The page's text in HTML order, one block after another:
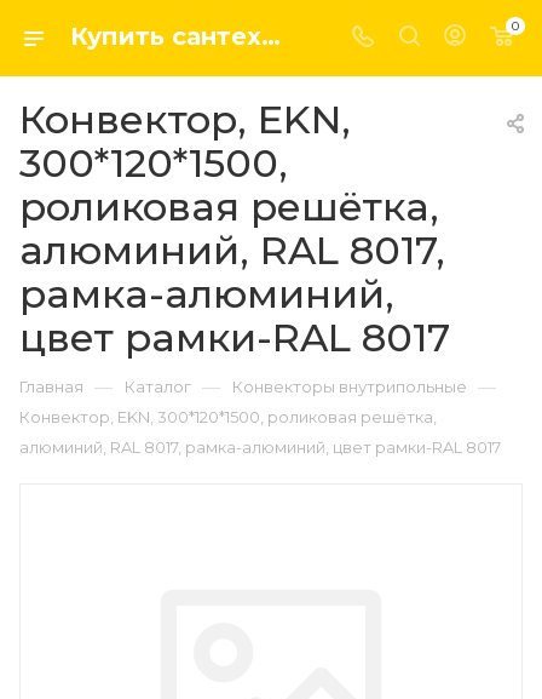
Купить сантехнику, системы отопление и водоснабжения оптом и в розницу в интернет-магазине elsen-opt.ru 0
Конвектор, EKN,
300*120*1500,
роликовая решётка,
алюминий, RAL 8017,
рамка-алюминий,
цвет рамки-RAL 8017
Главная — Каталог — Конвекторы внутрипольные —
Конвектор, EKN, 300*120*1500, роликовая решётка,
алюминий, RAL 8017, рамка-алюминий, цвет рамки-RAL 8017